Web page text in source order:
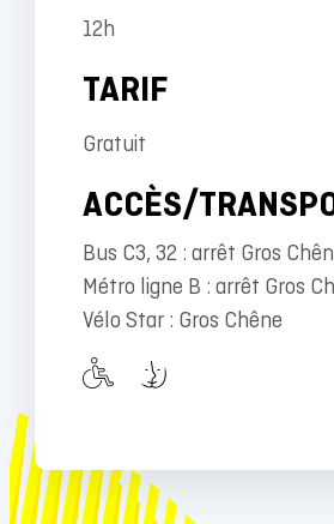
12h
TARIF
Gratuit
ACCÈS/
Bus C3, 32 : arrêt Gros
Métro ligne B : arrêt Gros
Vélo Star : Gros Chêne